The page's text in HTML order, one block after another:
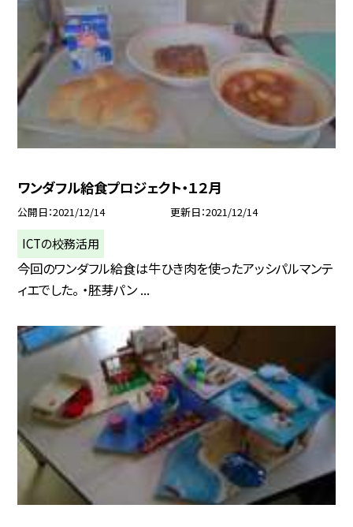
ワンダフル給食プロジェクト・１２月
公開日 2021/12/14 更新日 2021/12/14
ICTの校務活用
今回のワンダフル給食は牛ひき肉を使ったアッシパルマンテ
ィエでした。 ・胚芽パン ...